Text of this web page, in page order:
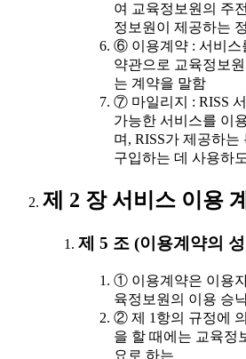
여 교육정보원의 주
정보원이 제공하는
⑥ 이용계약 : 서비스
약관으로 교육정보
는 계약을 말함
⑦ 마일리지 : RISS
가능한 서비스를 이
며, RISS가 제공하
구입하는 데 사용하
제 2 장 서비스 이용
제 5 조 (이용계약의
① 이용계약은 이용
육정보원의 이용 승
② 제 1항의 규정에
을 할 때에는 교육정
요로 하는